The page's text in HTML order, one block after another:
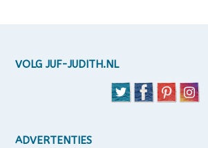
VOLG JUF-JUDITH.NL
ADVERTENTIES